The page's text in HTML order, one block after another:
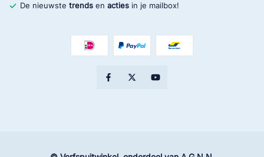
De nieuwste trends en acties in je mailbox!